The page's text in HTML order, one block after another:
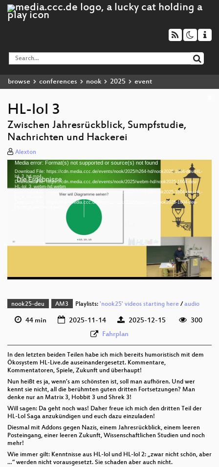
browse conferences nook 2025 event
HL-lol 3
Zwischen Jahresrückblick, Sumpfstudie,
Nachrichten und Hackerei
Alexton
Video
Player
Media error: Format(s) not supported or source(s) not found
Download File: https://cdn.media.ccc.de/events/nook/2025/h264-hd/nook2025-1604-deu-HL-
lol_3_hd.mp4
Download File: https://cdn.media.ccc.de/events/nook/2025/webm-hd/nook2025-1604-deu-
HL-lol_3_webm-hd.webm
Download File: https://cdn.media.ccc.de/events/nook/2025/h264-sd/nook2025-1604-deu-HL-
Download File: https://cdn.media.ccc.de/events/nook/2025/webm-sd/nook2025-1604-deu-
deu 1080p (mp4)
deu 1080p (webm)
deu 576p (mp4)
deu 576p (webm)
nook25-deu AM3 Playlists: 'nook25' videos starting here/audio
44 min 2025-11-14 2025-12-15
300
Fahrplan
In den letzten beiden Teilen habe ich mich bereits humoristisch mit dem
Ökosystem HL-Live.de auseinandergesetzt. Kommentare,
Kommentatoren, Spiele, Zukunft und überhaupt!
Nun heißt es ja, wenn’s am schönsten ist, soll man aufhören. Und wer
kennt sie nicht, all die berühmten guten dritten Fortsetzungen? Man
denke nur an Matrix 3, Hobbit 3 und Shrek 3!
Will sagen: Da geht noch was! Daher freue ich mich den dritten Teil der
HL-Lol Saga anzukündigen und euch dazu einzuladen!
Diesmal mit Addons gegen Nazis, einem Jahresrückblick, einem leeren
Posteingang, einer leeren Zukunft, Wissenschaftlichen Studien und noch
mehr!
Wie immer gilt: Kenntnisse aus HL-lol und HL-lol 2: „zwar nicht schön, aber
…“ werden nicht vorausgesetzt. Sie schaden aber auch nicht.